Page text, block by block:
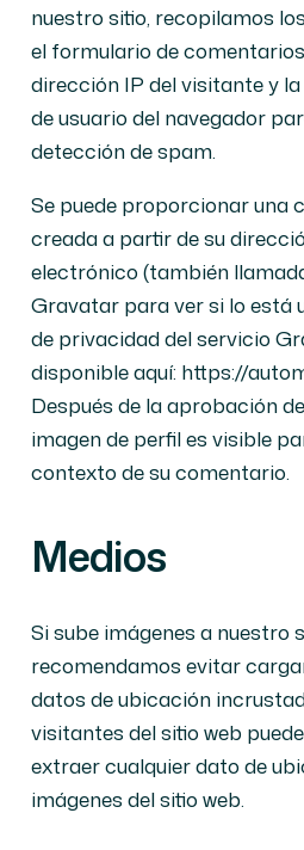
nuestro sitio, recopilamos
el formulario de
dirección IP del visitante y
de usuario del navegador
detección de spam.
Se puede proporcionar una
creada a partir de su
electrónico (también
Gravatar para ver si lo está
de privacidad del servicio
disponible aquí: https://
Después de la aprobación
imagen de perfil es visible
contexto de su comentario.
Medios
Si sube imágenes a nuestro
recomendamos evitar
datos de ubicación
visitantes del sitio web
extraer cualquier dato de
imágenes del sitio web.